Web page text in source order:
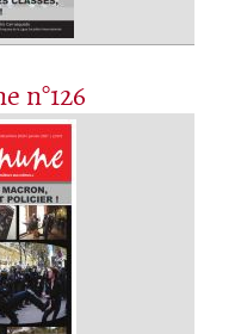
n°126